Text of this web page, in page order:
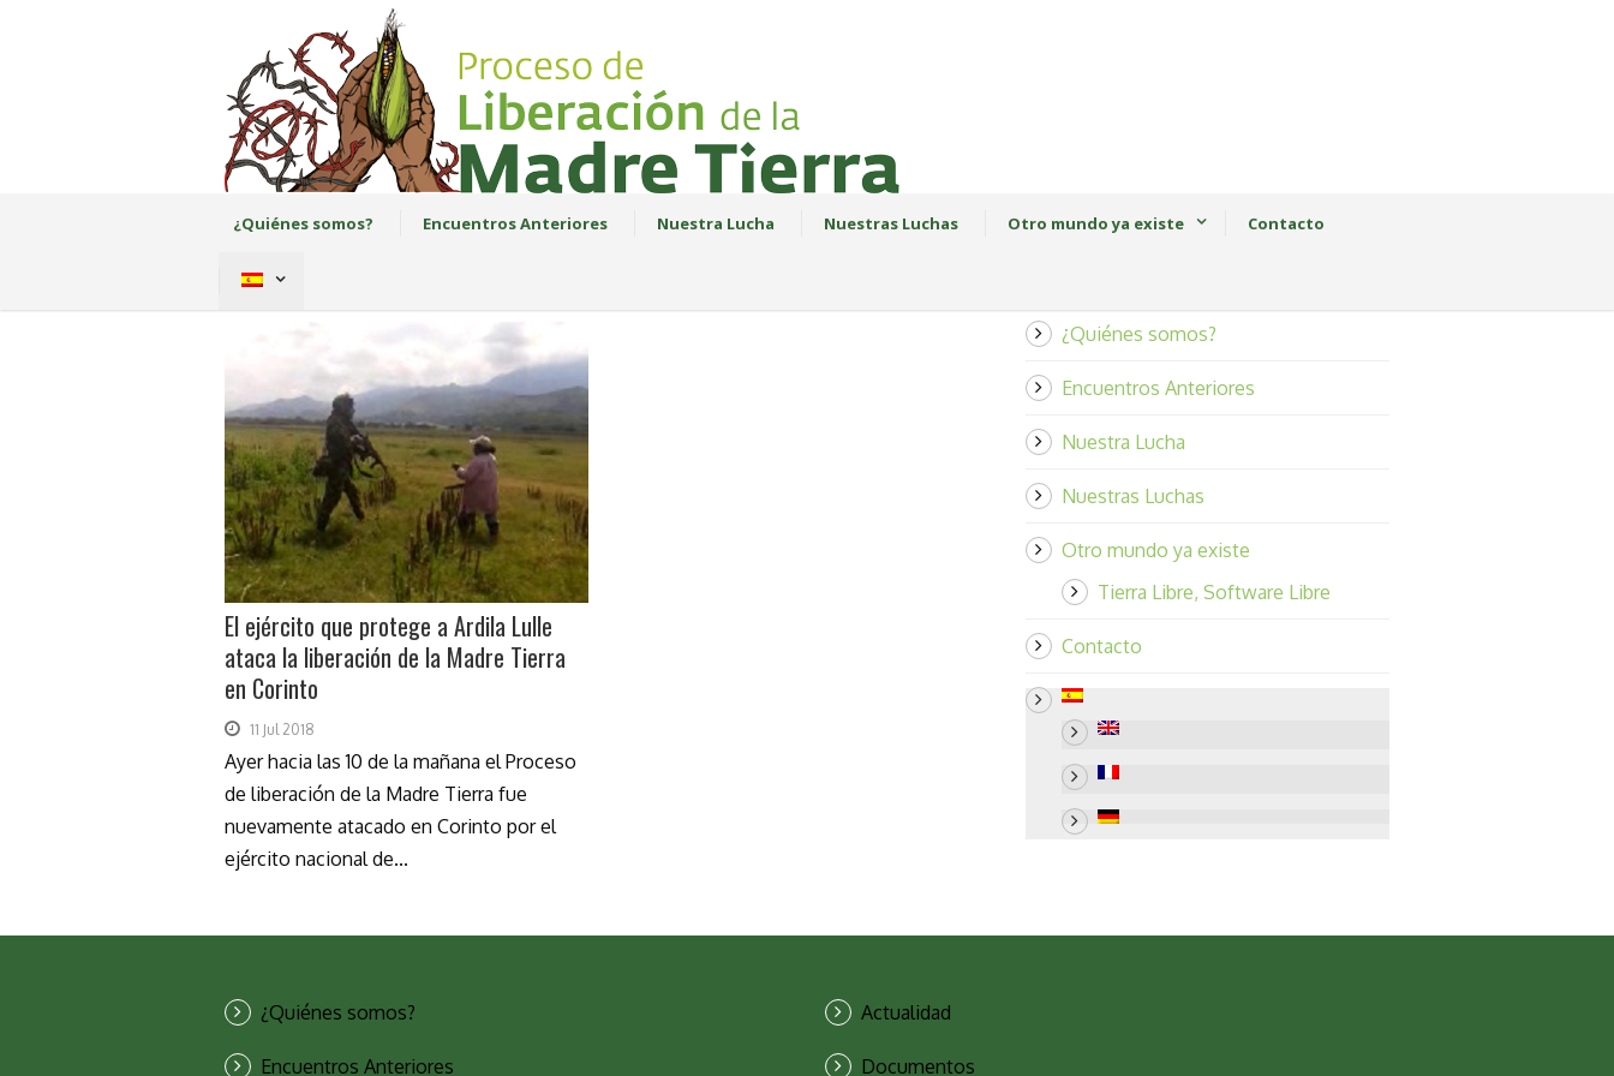
¿Quiénes somos? Encuentros Anteriores Nuestra Lucha Nuestras Luchas Otro mundo ya existe Contacto
El ejército que protege a Ardila Lulle
ataca la liberación de la Madre Tierra
en Corinto
11 Jul 2018
Ayer hacia las 10 de la mañana el Proceso
de liberación de la Madre Tierra fue
nuevamente atacado en Corinto por el
ejército nacional de...
¿Quiénes somos?
Encuentros Anteriores
Nuestra Lucha
Nuestras Luchas
Otro mundo ya existe
Tierra Libre, Software Libre
Contacto
¿Quiénes somos?
Encuentros Anteriores
Actualidad
Documentos